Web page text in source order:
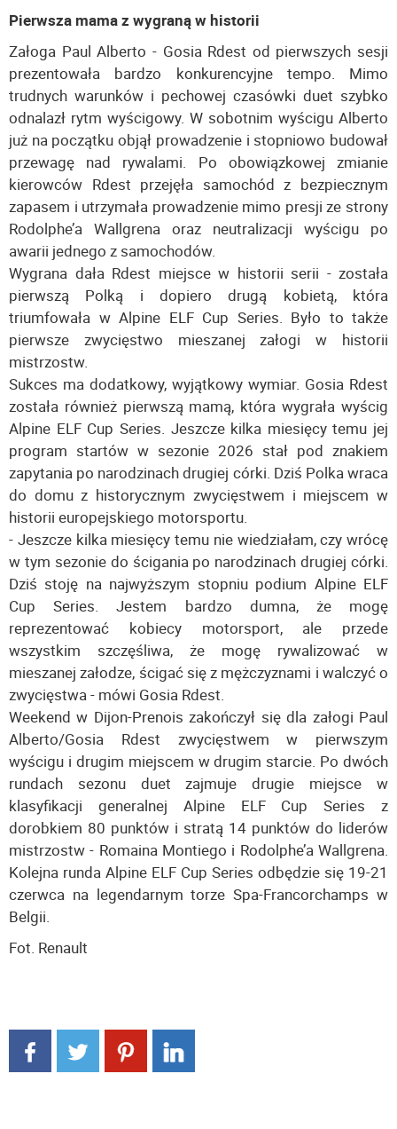
Pierwsza mama z wygraną w historii
Załoga Paul Alberto - Gosia Rdest od pierwszych sesji
prezentowała bardzo konkurencyjne tempo. Mimo
trudnych warunków i pechowej czasówki duet szybko
odnalazł rytm wyścigowy. W sobotnim wyścigu Alberto
już na początku objął prowadzenie i stopniowo budował
przewagę nad rywalami. Po obowiązkowej zmianie
kierowców Rdest przejęła samochód z bezpiecznym
zapasem i utrzymała prowadzenie mimo presji ze strony
Rodolphe’a Wallgrena oraz neutralizacji wyścigu po
awarii jednego z samochodów.
Wygrana dała Rdest miejsce w historii serii - została
pierwszą Polką i dopiero drugą kobietą, która
triumfowała w Alpine ELF Cup Series. Było to także
pierwsze zwycięstwo mieszanej załogi w historii
mistrzostw.
Sukces ma dodatkowy, wyjątkowy wymiar. Gosia Rdest
została również pierwszą mamą, która wygrała wyścig
Alpine ELF Cup Series. Jeszcze kilka miesięcy temu jej
program startów w sezonie 2026 stał pod znakiem
zapytania po narodzinach drugiej córki. Dziś Polka wraca
do domu z historycznym zwycięstwem i miejscem w
historii europejskiego motorsportu.
- Jeszcze kilka miesięcy temu nie wiedziałam, czy wrócę
w tym sezonie do ścigania po narodzinach drugiej córki.
Dziś stoję na najwyższym stopniu podium Alpine ELF
Cup Series. Jestem bardzo dumna, że mogę
reprezentować kobiecy motorsport, ale przede
wszystkim szczęśliwa, że mogę rywalizować w
mieszanej załodze, ścigać się z mężczyznami i walczyć o
zwycięstwa - mówi Gosia Rdest.
Weekend w Dijon-Prenois zakończył się dla załogi Paul
Alberto/Gosia Rdest zwycięstwem w pierwszym
wyścigu i drugim miejscem w drugim starcie. Po dwóch
rundach sezonu duet zajmuje drugie miejsce w
klasyfikacji generalnej Alpine ELF Cup Series z
dorobkiem 80 punktów i stratą 14 punktów do liderów
mistrzostw - Romaina Montiego i Rodolphe’a Wallgrena.
Kolejna runda Alpine ELF Cup Series odbędzie się 19-21
czerwca na legendarnym torze Spa-Francorchamps w
Belgii.
Fot. Renault